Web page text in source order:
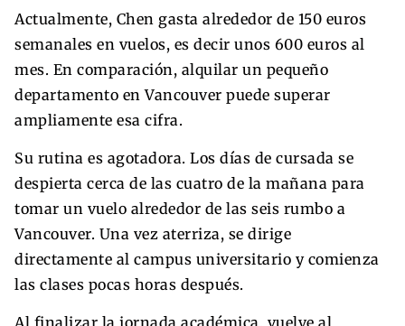
Actualmente, Chen gasta alrededor de 150 euros
semanales en vuelos, es decir unos 600 euros al
mes. En comparación, alquilar un pequeño
departamento en Vancouver puede superar
ampliamente esa cifra.
Su rutina es agotadora. Los días de cursada se
despierta cerca de las cuatro de la mañana para
tomar un vuelo alrededor de las seis rumbo a
Vancouver. Una vez aterriza, se dirige
directamente al campus universitario y comienza
las clases pocas horas después.
Al finalizar la jornada académica, vuelve al